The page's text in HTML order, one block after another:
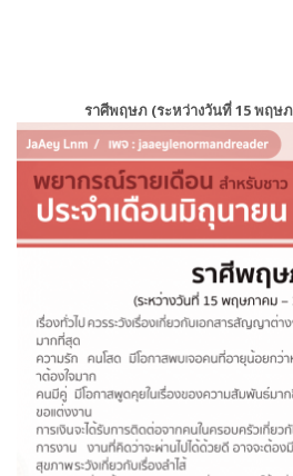
ราศีพฤษภ (ระหว่างวันที่ 15 พฤษ